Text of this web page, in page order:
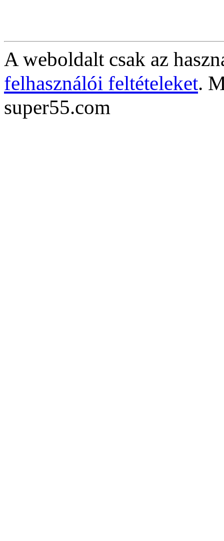
A weboldalt csak az
felhasználói feltételeket.
super55.com